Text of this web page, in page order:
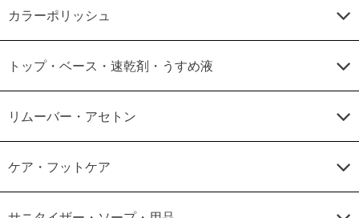
カラーポリッシュ
トップ・ベース・速乾剤・うすめ液
リムーバー・アセトン
ケア・フットケア